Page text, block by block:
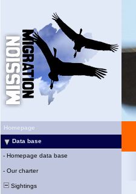
Homepage
Data base
- Homepage data base
- Our charter
Sightings